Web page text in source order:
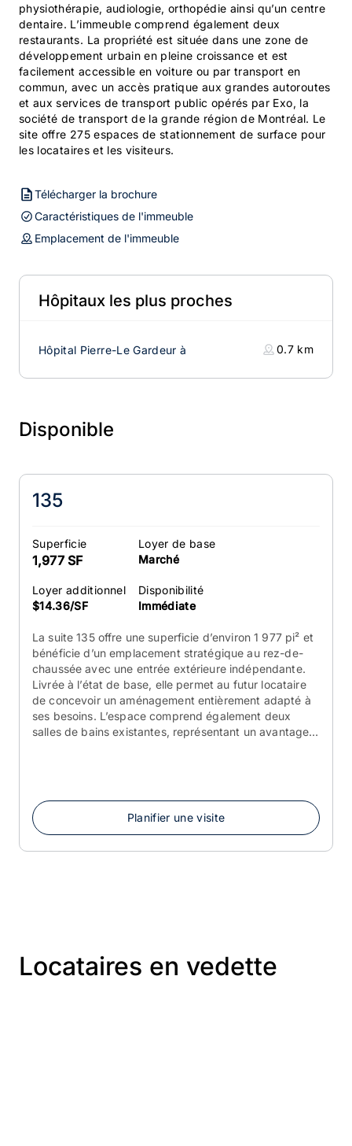
physiothérapie, audiologie, orthopédie ainsi qu’un centre
dentaire. L’immeuble comprend également deux
restaurants. La propriété est située dans une zone de
développement urbain en pleine croissance et est
facilement accessible en voiture ou par transport en
commun, avec un accès pratique aux grandes autoroutes
et aux services de transport public opérés par Exo, la
société de transport de la grande région de Montréal. Le
site offre 275 espaces de stationnement de surface pour
les locataires et les visiteurs.
Télécharger la brochure
Caractéristiques de l'immeuble
Emplacement de l'immeuble
Hôpitaux les plus proches
Hôpital Pierre-Le Gardeur à 0.7km
Disponible
135
Superficie
1,977 SF
Loyer de base
Marché
Loyer additionnel
$14.36/SF
Disponibilité
Immédiate
La suite 135 offre une superficie d’environ 1 977 pi² et
bénéficie d’un emplacement stratégique au rez-de-
chaussée avec une entrée extérieure indépendante.
Livrée à l’état de base, elle permet au futur locataire
de concevoir un aménagement entièrement adapté à
ses besoins. L’espace comprend également deux
salles de bains existantes, représentant un avantage
une clinique médicale, une clinique spécialisée ou tout
autre professionnel du secteur de la santé souhaitant
Planifier une visite
Locataires en vedette